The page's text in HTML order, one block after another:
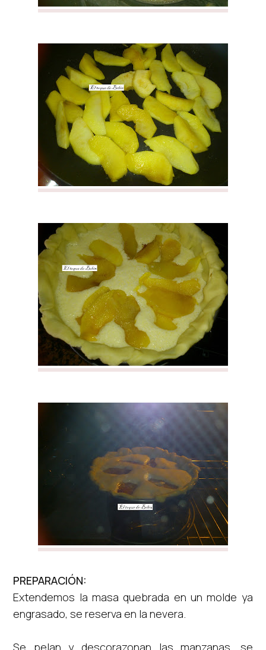
PREPARACIÓN:
Extendemos la masa quebrada en un molde ya
engrasado, se reserva en la nevera.
Se pelan y descorazonan las manzanas, se